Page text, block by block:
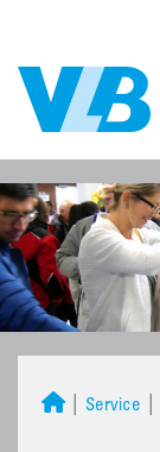
Service